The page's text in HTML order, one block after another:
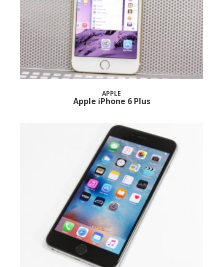
APPLE
Apple iPhone 6 Plus